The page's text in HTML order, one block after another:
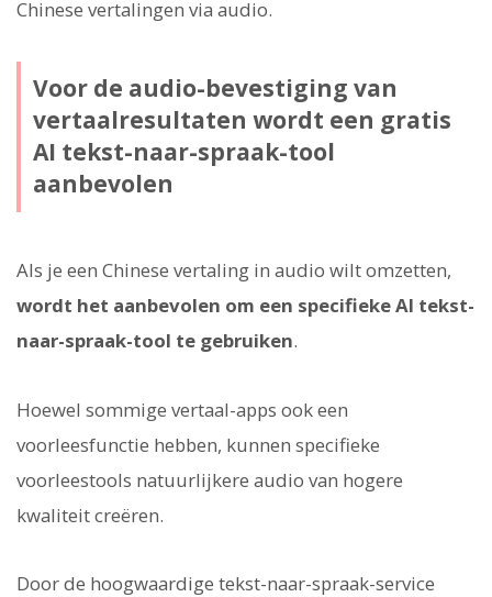
Chinese vertalingen via audio.
Voor de audio-bevestiging van
vertaalresultaten wordt een gratis
AI tekst-naar-spraak-tool
aanbevolen
Als je een Chinese vertaling in audio wilt omzetten,
wordt het aanbevolen om een specifieke AI tekst-
naar-spraak-tool te gebruiken.
Hoewel sommige vertaal-apps ook een
voorleesfunctie hebben, kunnen specifieke
voorleestools natuurlijkere audio van hogere
kwaliteit creëren.
Door de hoogwaardige tekst-naar-spraak-service